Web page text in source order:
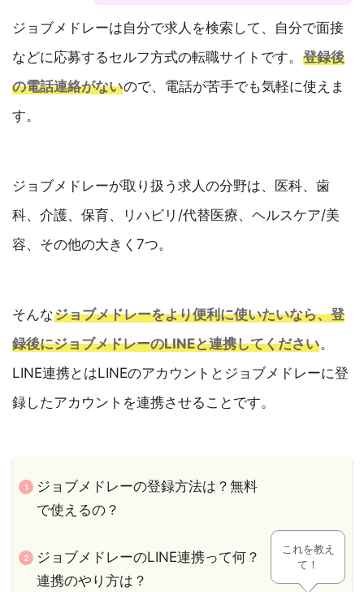
ジョブメドレーは自分で求人を検索して、自分で面接
などに応募するセルフ方式の転職サイトです。 登録後
の電話連絡がないので、電話が苦手でも気軽に使えま
す。
ジョブメドレーが取り扱う求人の分野は、医科、歯
科、介護、保育、リハビリ/代替医療、ヘルスケア/美
容、その他の大きく7つ。
そんなジョブメドレーをより便利に使いたいなら、登
録後にジョブメドレーのLINEと連携してください。
LINE連携とはLINEのアカウントとジョブメドレーに登
録したアカウントを連携させることです。
ジョブメドレーの登録方法は？無料
で使えるの？
ジョブメドレーのLINE連携って何？
連携のやり方は？
これを教え
て！